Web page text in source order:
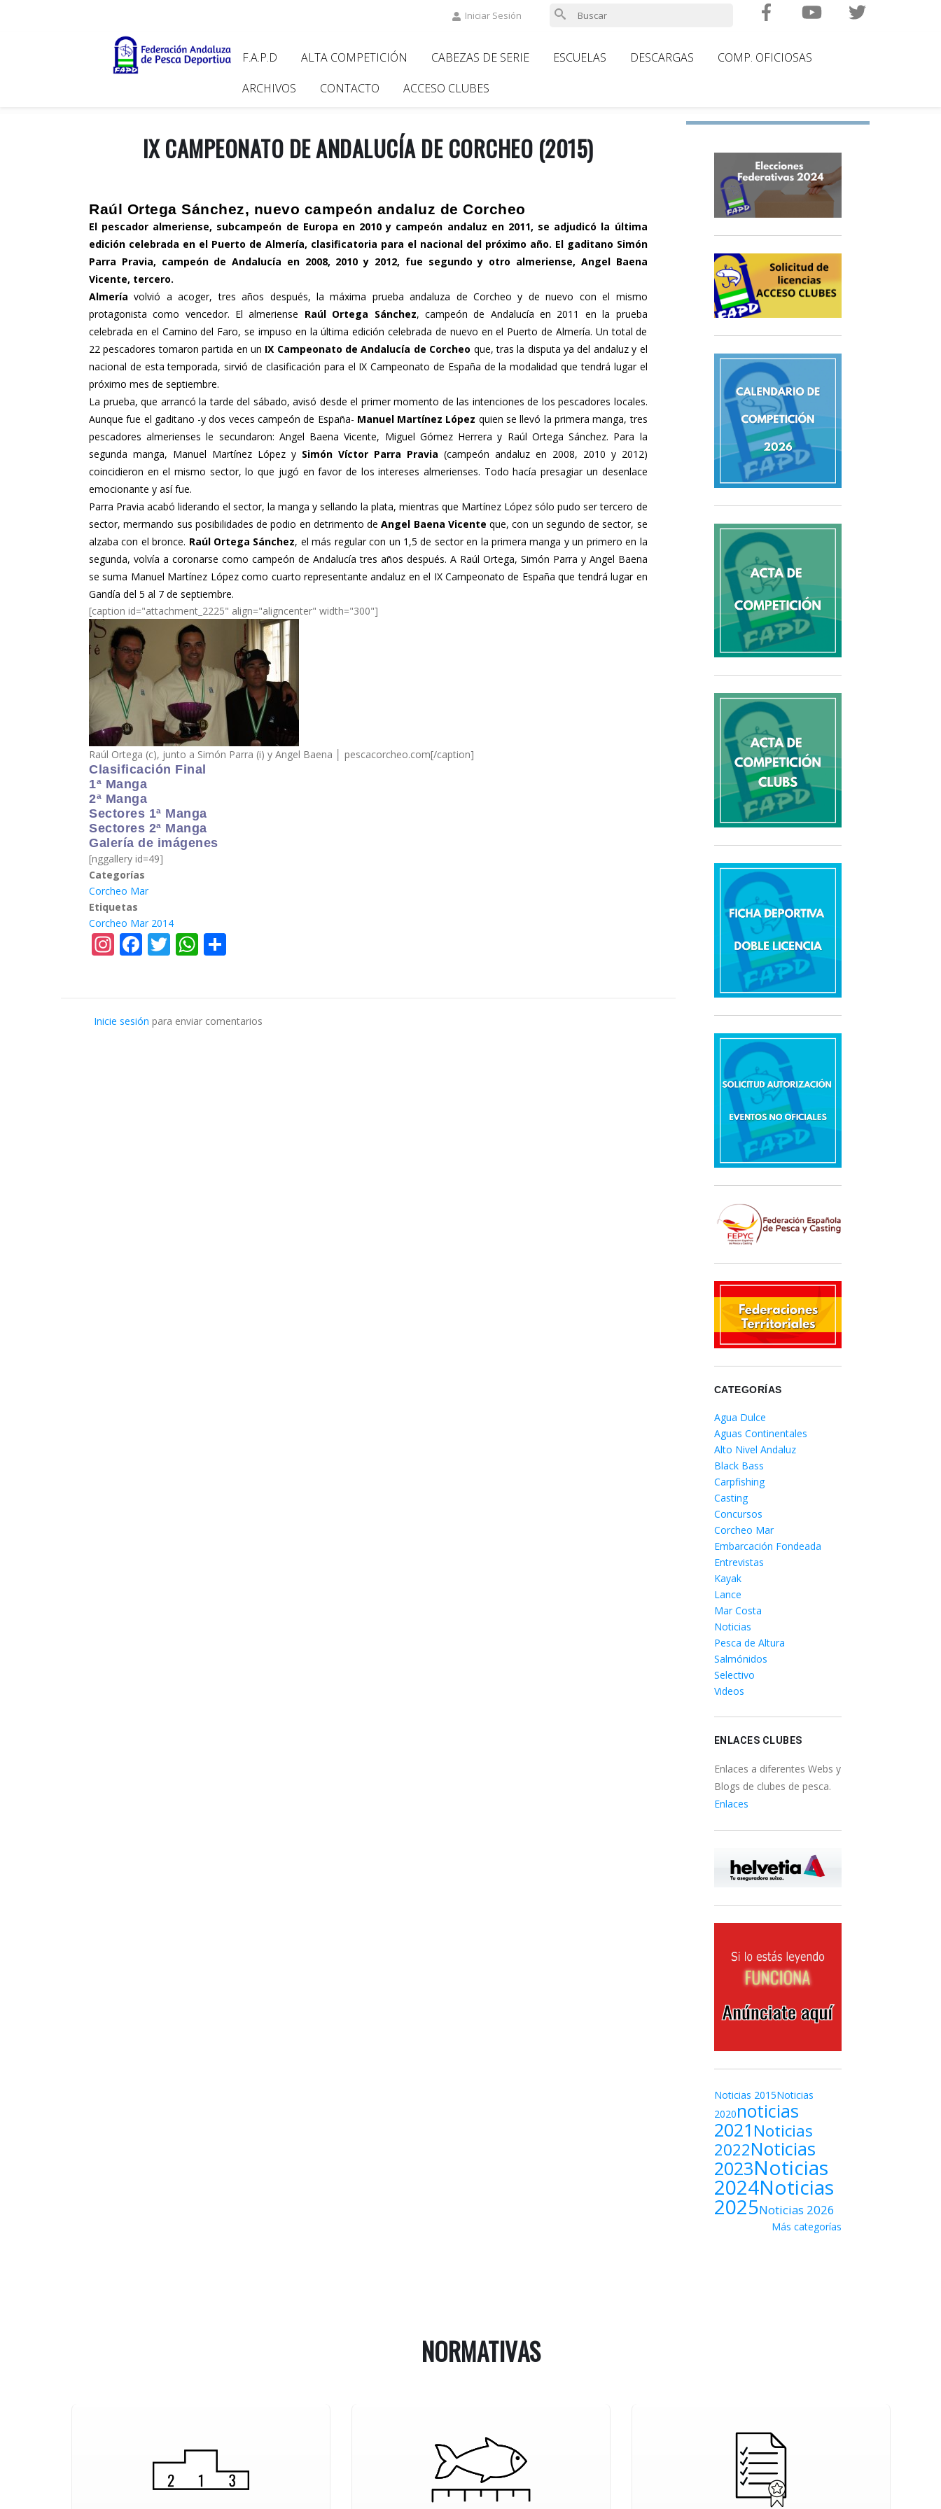
Iniciar Sesión Search
Main
navigation
F.A.P.D ALTA COMPETICIÓN CABEZAS DE SERIE ESCUELAS DESCARGAS
COMP. OFICIOSAS
ARCHIVOS
CONTACTO ACCESO CLUBES
IX CAMPEONATO DE ANDALUCÍA DE CORCHEO (2015)
Raúl Ortega Sánchez, nuevo campeón andaluz de Corcheo
El pescador almeriense, subcampeón de Europa en 2010 y campeón andaluz en 2011, se adjudicó la última
edición celebrada en el Puerto de Almería, clasificatoria para el nacional del próximo año. El gaditano Simón
Parra Pravia, campeón de Andalucía en 2008, 2010 y 2012, fue segundo y otro almeriense, Angel Baena
Vicente, tercero.
Almería volvió a acoger, tres años después, la máxima prueba andaluza de Corcheo y de nuevo con el mismo
protagonista como vencedor. El almeriense Raúl Ortega Sánchez, campeón de Andalucía en 2011 en la prueba
celebrada en el Camino del Faro, se impuso en la última edición celebrada de nuevo en el Puerto de Almería. Un total de
22 pescadores tomaron partida en un IX Campeonato de Andalucía de Corcheo que, tras la disputa ya del andaluz y el
nacional de esta temporada, sirvió de clasificación para el IX Campeonato de España de la modalidad que tendrá lugar el
próximo mes de septiembre.
La prueba, que arrancó la tarde del sábado, avisó desde el primer momento de las intenciones de los pescadores locales.
Aunque fue el gaditano -y dos veces campeón de España- Manuel Martínez López quien se llevó la primera manga, tres
pescadores almerienses le secundaron: Angel Baena Vicente, Miguel Gómez Herrera y Raúl Ortega Sánchez. Para la
segunda manga, Manuel Martínez López y Simón Víctor Parra Pravia (campeón andaluz en 2008, 2010 y 2012)
coincidieron en el mismo sector, lo que jugó en favor de los intereses almerienses. Todo hacía presagiar un desenlace
emocionante y así fue.
Parra Pravia acabó liderando el sector, la manga y sellando la plata, mientras que Martínez López sólo pudo ser tercero de
sector, mermando sus posibilidades de podio en detrimento deAngel Baena Vicente que, con un segundo de sector, se
alzaba con el bronce. Raúl Ortega Sánchez, el más regular con un 1,5 de sector en la primera manga y un primero en la
segunda, volvía a coronarse como campeón de Andalucía tres años después. A Raúl Ortega, Simón Parra y Angel Baena
se suma Manuel Martínez López como cuarto representante andaluz en el IX Campeonato de España que tendrá lugar en
Gandía del 5 al 7 de septiembre.
[caption id="attachment_2225" align="aligncenter" width="300"]
Raúl Ortega (c), junto a Simón Parra (i) y Angel Baena │ pescacorcheo.com[/caption]
Clasificación Final
1ª Manga
2ª Manga
Sectores 1ª Manga
Sectores 2ª Manga
Galería de imágenes
[nggallery id=49]
Categorías
Corcheo Mar
Etiquetas
Corcheo Mar 2014
Instagram
Facebook
TwitterWhatsApp
Inicie sesión para enviar comentarios
CATEGORÍAS
Agua Dulce
Aguas Continentales
Alto Nivel Andaluz
Black Bass
Carpfishing
Casting
Concursos
Corcheo Mar
Embarcación Fondeada
Entrevistas
Kayak
Lance
Mar Costa
Noticias
Pesca de Altura
Salmónidos
Selectivo
Videos
ENLACES CLUBES
Enlaces a diferentes Webs y
Blogs de clubes de pesca.
Enlaces
Noticias 2015Noticias
2020noticias
2021Noticias
2022Noticias
2023Noticias
2024Noticias
2025Noticias 2026
Más categorías
NORMATIVAS